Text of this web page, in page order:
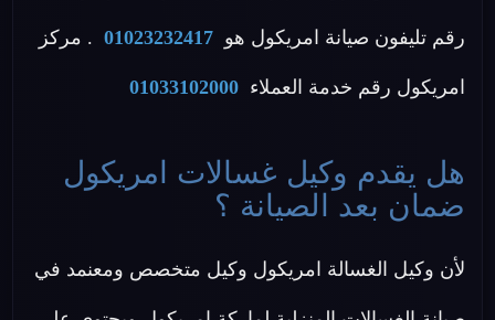
رقم تليفون صيانة امريكول هو 01023232417 . مركز
امريكول رقم خدمة العملاء 01033102000
هل يقدم وكيل غسالات امريكول
ضمان بعد الصيانة ؟
لأن وكيل الغسالة امريكول وكيل متخصص ومعنمد في